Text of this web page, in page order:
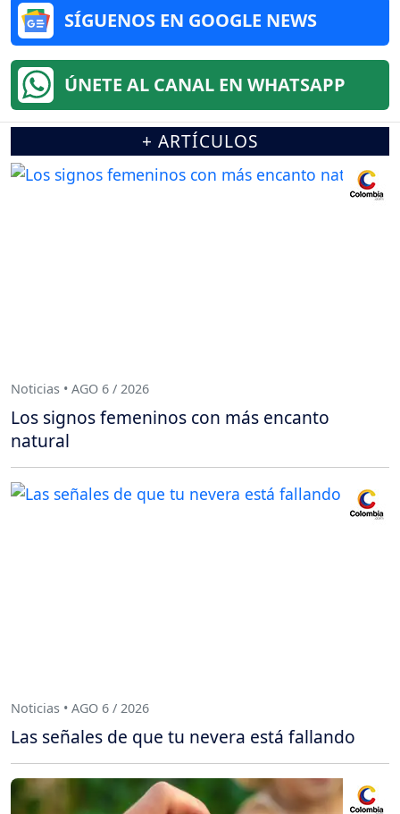
SÍGUENOS EN GOOGLE NEWS
ÚNETE AL CANAL EN WHATSAPP
+ ARTÍCULOS
Noticias • AGO 6 / 2026
Los signos femeninos con más encanto
natural
Noticias • AGO 6 / 2026
Las señales de que tu nevera está fallando